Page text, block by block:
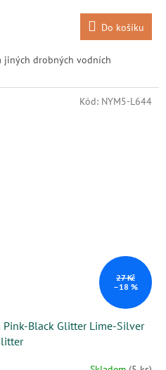
Do košíku
jiných drobných vodních
27 Kč
–18 %
Pink-Black Glitter Lime-Silver
Kód: NYM5-L644